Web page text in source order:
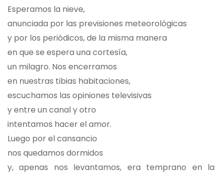
Esperamos la nieve,
anunciada por las previsiones meteorológicas
y por los periódicos, de la misma manera
en que se espera una cortesía,
un milagro. Nos encerramos
en nuestras tibias habitaciones,
escuchamos las opiniones televisivas
y entre un canal y otro
intentamos hacer el amor.
Luego por el cansancio
nos quedamos dormidos
y, apenas nos levantamos, era temprano en la